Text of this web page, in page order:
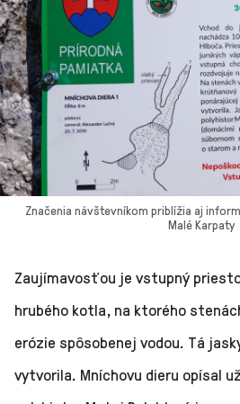
Značenia návštevníkom priblížia aj
Malé Karpaty
Zaujímavosťou je vstupný
hrubého kotla, na ktorého
erózie spôsobenej vodou. Tá
vytvorila. Mníchovu dieru opísal